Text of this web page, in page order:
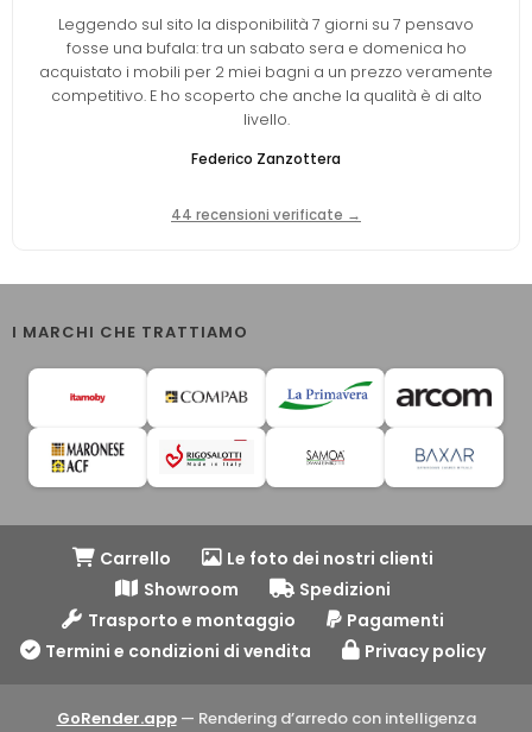
Leggendo sul sito la disponibilità 7 giorni su 7 pensavo
fosse una bufala: tra un sabato sera e domenica ho
acquistato i mobili per 2 miei bagni a un prezzo veramente
competitivo. E ho scoperto che anche la qualità è di alto
livello.
Federico Zanzottera
44 recensioni verificate →
I MARCHI CHE TRATTIAMO
Carrello
Le foto dei nostri clienti
Showroom
Spedizioni
Trasporto e montaggio
Pagamenti
Termini e condizioni di vendita
Privacy policy
GoRender.app— Rendering d’arredo con intelligenza